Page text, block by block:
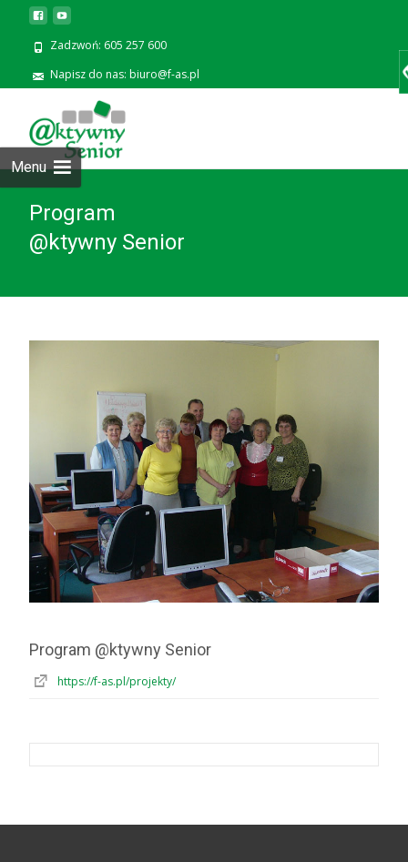
Zadzwoń: 605 257 600
Napisz do nas: biuro@f-as.pl
Menu
Program
@ktywny Senior
Program @ktywny Senior
https://f-as.pl/projekty/